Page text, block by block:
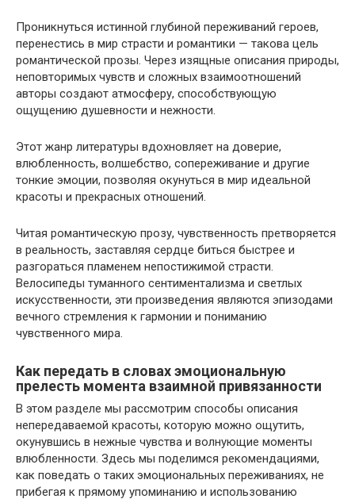
Проникнуться истинной глубиной переживаний героев,
перенестись в мир страсти и романтики — такова цель
романтической прозы. Через изящные описания природы,
неповторимых чувств и сложных взаимоотношений
авторы создают атмосферу, способствующую
ощущению душевности и нежности.
Этот жанр литературы вдохновляет на доверие,
влюбленность, волшебство, сопереживание и другие
тонкие эмоции, позволяя окунуться в мир идеальной
красоты и прекрасных отношений.
Читая романтическую прозу, чувственность претворяется
в реальность, заставляя сердце биться быстрее и
разгораться пламенем непостижимой страсти.
Велосипеды туманного сентиментализма и светлых
искусственности, эти произведения являются эпизодами
вечного стремления к гармонии и пониманию
чувственного мира.
Как передать в словах эмоциональную
прелесть момента взаимной привязанности
В этом разделе мы рассмотрим способы описания
непередаваемой красоты, которую можно ощутить,
окунувшись в нежные чувства и волнующие моменты
влюбленности. Здесь мы поделимся рекомендациями,
как поведать о таких эмоциональных переживаниях, не
прибегая к прямому упоминанию и использованию